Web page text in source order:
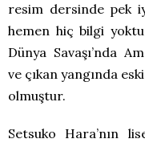
resim dersinde pek
hemen hiç bilgi
Dünya Savaşı’nda
ve çıkan yangında
olmuştur.
Setsuko Hara’nın